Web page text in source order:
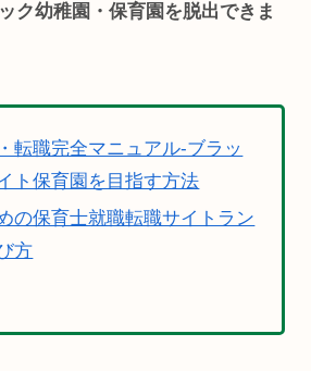
ク幼稚園・保育園を脱出できま
転職完全マニュアル-ブラッ
ト保育園を目指す方法
の保育士就職転職サイトラン
方